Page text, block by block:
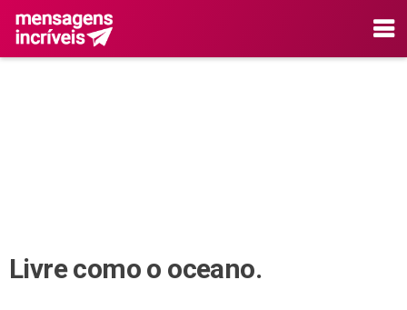
Livre como o oceano.